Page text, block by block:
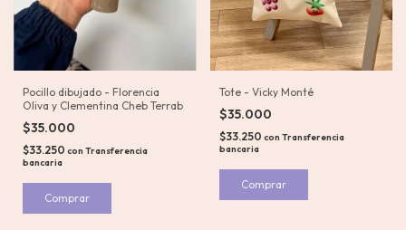
Pocillo dibujado - Florencia
Oliva y Clementina Cheb Terrab
$35.000
$33.250 con Transferencia
bancaria
Comprar
Tote - Vicky Monté
$35.000
$33.250 con Transferencia
bancaria